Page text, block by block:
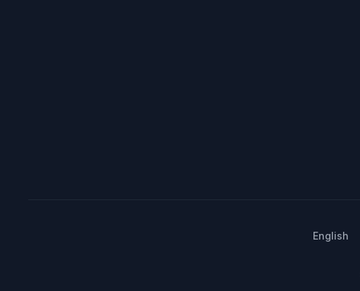
English